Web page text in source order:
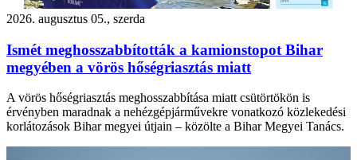
2026. augusztus 05., szerda
Ismét meghosszabbították a kamionstopot Bihar
megyében a vörös hőségriasztás miatt
A vörös hőségriasztás meghosszabbítása miatt csütörtökön is
érvényben maradnak a nehézgépjárművekre vonatkozó közlekedési
korlátozások Bihar megyei útjain – közölte a Bihar Megyei Tanács.